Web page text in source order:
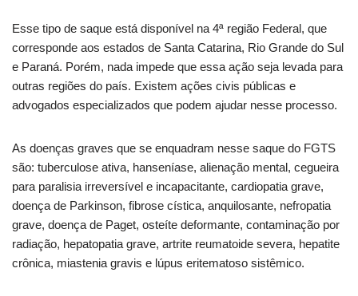
Esse tipo de saque está disponível na 4ª região Federal, que
corresponde aos estados de Santa Catarina, Rio Grande do Sul
e Paraná. Porém, nada impede que essa ação seja levada para
outras regiões do país. Existem ações civis públicas e
advogados especializados que podem ajudar nesse processo.
As doenças graves que se enquadram nesse saque do FGTS
são: tuberculose ativa, hanseníase, alienação mental, cegueira
para paralisia irreversível e incapacitante, cardiopatia grave,
doença de Parkinson, fibrose cística, anquilosante, nefropatia
grave, doença de Paget, osteíte deformante, contaminação por
radiação, hepatopatia grave, artrite reumatoide severa, hepatite
crônica, miastenia gravis e lúpus eritematoso sistêmico.